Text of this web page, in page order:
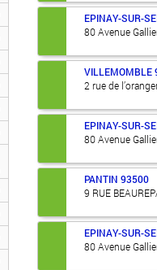
EPINAY-SUR-
80 Avenue
VILLEMOMBLE
2 rue de
EPINAY-SUR-
80 Avenue
PANTIN 93500
9 RUE
EPINAY-SUR-
80 Avenue